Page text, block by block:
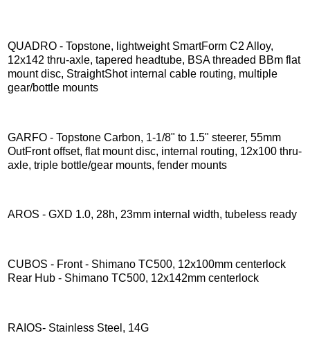
QUADRO - Topstone, lightweight SmartForm C2 Alloy,
12x142 thru-axle, tapered headtube, BSA threaded BBm flat
mount disc, StraightShot internal cable routing, multiple
gear/bottle mounts
GARFO - Topstone Carbon, 1-1/8" to 1.5" steerer, 55mm
OutFront offset, flat mount disc, internal routing, 12x100 thru-
axle, triple bottle/gear mounts, fender mounts
AROS - GXD 1.0, 28h, 23mm internal width, tubeless ready
CUBOS - Front - Shimano TC500, 12x100mm centerlock
Rear Hub - Shimano TC500, 12x142mm centerlock
RAIOS- Stainless Steel, 14G